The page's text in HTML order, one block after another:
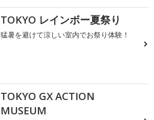
TOKYO レインボー夏祭り
猛暑を避けて涼しい室内でお祭り体験！
TOKYO GX ACTION
MUSEUM